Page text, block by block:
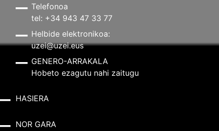
Telefonoa
tel: +34 943 47 33 77
Helbide elektronikoa:
uzei@uzei.eus
GENERO-ARRAKALA
Hobeto ezagutu nahi zaitugu
HASIERA
NOR GARA